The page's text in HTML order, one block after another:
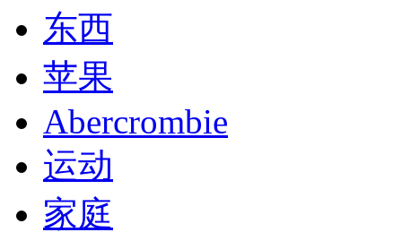
东西
苹果
Abercrombie
运动
家庭